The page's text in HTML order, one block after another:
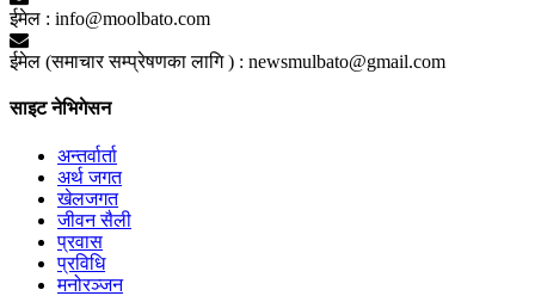
ईमेल : info@moolbato.com
ईमेल (समाचार सम्प्रेषणका लागि ) : newsmulbato@gmail.com
साइट नेभिगेसन
अन्तर्वार्ता
अर्थ जगत
खेलजगत
जीवन सैली
प्रवास
प्रविधि
मनोरञ्जन